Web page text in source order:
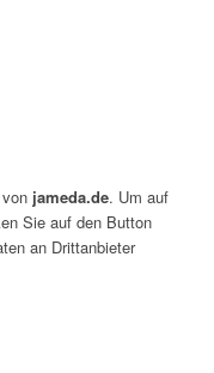
jameda.de. Um auf
Sie auf den Button
an Drittanbieter